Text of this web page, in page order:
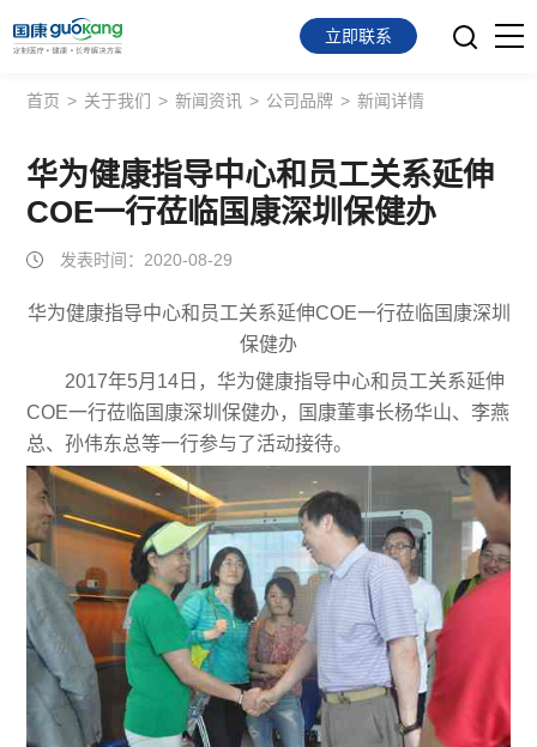
首页
面向会员
面向企业
立即联系
首页 > 关于我们 > 新闻资讯 > 公司品牌 > 新闻详情
华为健康指导中心和员工关系延伸
COE一行莅临国康深圳保健办
发表时间：2020-08-29
华为健康指导中心和员工关系延伸COE一行莅临国康深圳
保健办
2017年5月14日，华为健康指导中心和员工关系延伸
COE一行莅临国康深圳保健办，国康董事长杨华山、李燕
总、孙伟东总等一行参与了活动接待。